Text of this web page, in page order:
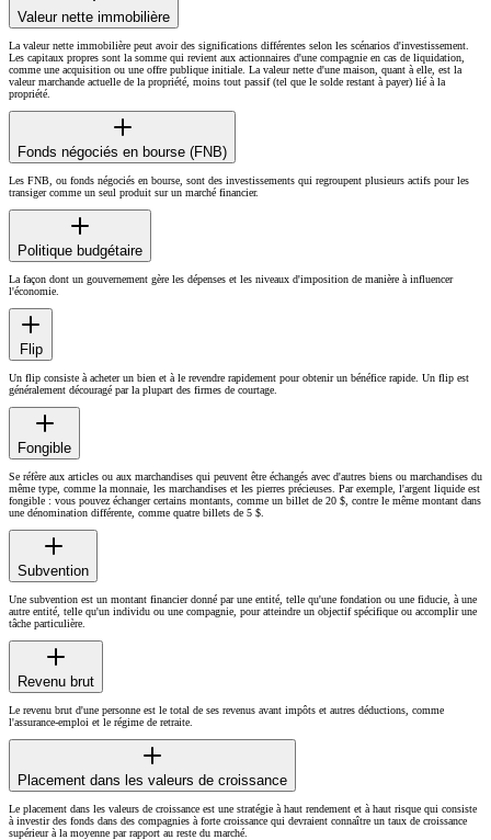
Valeur nette immobilière
La valeur nette immobilière peut avoir des significations différentes selon les scénarios d'investissement.
Les capitaux propres sont la somme qui revient aux actionnaires d'une compagnie en cas de liquidation,
comme une acquisition ou une offre publique initiale. La valeur nette d'une maison, quant à elle, est la
valeur marchande actuelle de la propriété, moins tout passif (tel que le solde restant à payer) lié à la
propriété.
Fonds négociés en bourse (FNB)
Les FNB, ou fonds négociés en bourse, sont des investissements qui regroupent plusieurs actifs pour les
transiger comme un seul produit sur un marché financier.
Politique budgétaire
La façon dont un gouvernement gère les dépenses et les niveaux d'imposition de manière à influencer
l'économie.
Flip
Un flip consiste à acheter un bien et à le revendre rapidement pour obtenir un bénéfice rapide. Un flip est
généralement découragé par la plupart des firmes de courtage.
Fongible
Se réfère aux articles ou aux marchandises qui peuvent être échangés avec d'autres biens ou marchandises du
même type, comme la monnaie, les marchandises et les pierres précieuses. Par exemple, l'argent liquide est
fongible : vous pouvez échanger certains montants, comme un billet de 20 $, contre le même montant dans
une dénomination différente, comme quatre billets de 5 $.
Subvention
Une subvention est un montant financier donné par une entité, telle qu'une fondation ou une fiducie, à une
autre entité, telle qu'un individu ou une compagnie, pour atteindre un objectif spécifique ou accomplir une
tâche particulière.
Revenu brut
Le revenu brut d'une personne est le total de ses revenus avant impôts et autres déductions, comme
l'assurance-emploi et le régime de retraite.
Placement dans les valeurs de croissance
Le placement dans les valeurs de croissance est une stratégie à haut rendement et à haut risque qui consiste
à investir des fonds dans des compagnies à forte croissance qui devraient connaître un taux de croissance
supérieur à la moyenne par rapport au reste du marché.